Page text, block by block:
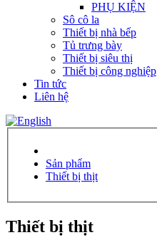
PHỤ KIỆN
Sô cô la
Thiết bị nhà bếp
Tủ trưng bày
Thiết bị siêu thị
Thiết bị công nghiệp
Tin tức
Liên hệ
Sản phẩm
Thiết bị thịt
Thiết bị thịt